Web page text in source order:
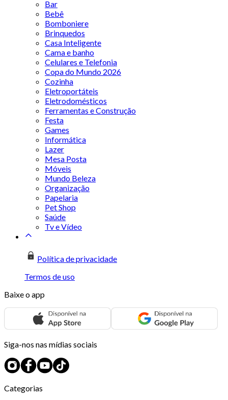
Bar
Bebê
Bomboniere
Brinquedos
Casa Inteligente
Cama e banho
Celulares e Telefonia
Copa do Mundo 2026
Cozinha
Eletroportáteis
Eletrodomésticos
Ferramentas e Construção
Festa
Games
Informática
Lazer
Mesa Posta
Móveis
Mundo Beleza
Organização
Papelaria
Pet Shop
Saúde
Tv e Vídeo
Política de privacidade
Termos de uso
Baixe o app
Siga-nos nas mídias sociais
Categorias